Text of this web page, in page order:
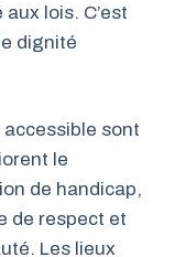
lois. C’est
dignité
accessible sont
le
de handicap,
de respect et
Les lieux